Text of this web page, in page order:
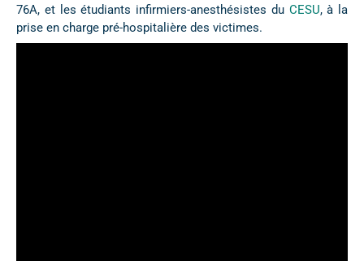
76A, et les étudiants infirmiers-anesthésistes du CESU, à la
prise en charge pré-hospitalière des victimes.